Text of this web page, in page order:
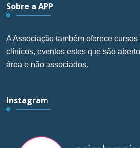
Sobre a APP
A Associação também oferece
clínicos, eventos estes que são
área e não associados.
Instagram